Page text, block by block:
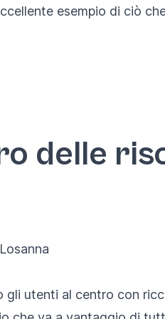
esempio di ciò
delle
utenti al centro con